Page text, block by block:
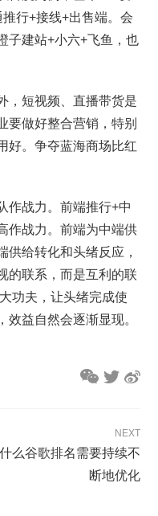
行+接线+出售端。会
子建站+小六+飞鱼，也
，短视频、直播带货是
要做好整合营销，特别
好。争夺蓝海商场比红
作战力。前端推行+中
作战力。前端为中端供
供给转化和头绪反应，
的联系，而是互利的联
功夫，让头绪完成使
效益自然会逐渐显现。
NEXT
么谷歌排名需要持续不
断地优化